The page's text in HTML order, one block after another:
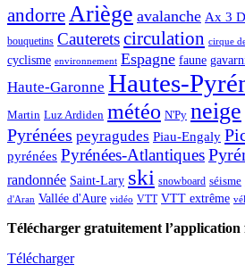
andorreAriège avalanche Ax 3
bouquetins Cauteretscirculation cirque
cyclisme environnement Espagne faune
Haute-Garonne Hautes-
Martin Luz Ardiden météo N'Py neige
Pyrénées peyragudes Piau-Engaly
pyrénées Pyrénées-Atlantiques
randonnée Saint-Lary ski snowboard séisme
d'Aran Vallée d'Aure vidéo VTT VTT extrême
Télécharger gratuitement
Télécharger